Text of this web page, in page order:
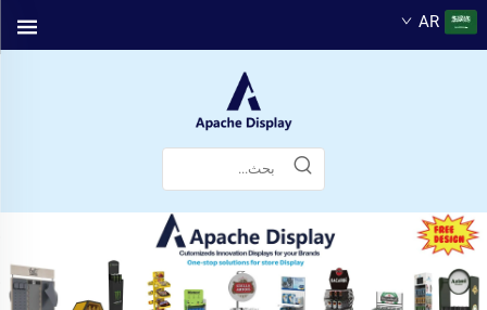
AR